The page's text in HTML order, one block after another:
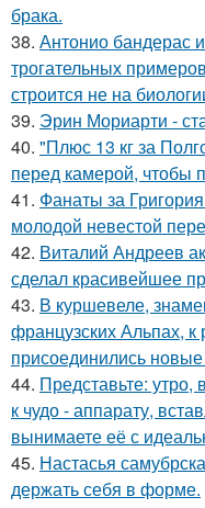
брака.
38. Антонио бандерас
трогательных
строится не на
39. Эрин Мориарти -
40. "Плюс 13 кг за
перед камерой, чтобы
41. Фанаты за
молодой невестой
42. Виталий Андреев
сделал красивейшее
43. В куршевеле,
французских Альпах, к
присоединились новые
44. Представьте: утро,
к чудо - аппарату,
вынимаете её с
45. Настасья
держать себя в форме.